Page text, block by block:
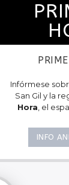
Infórmese
San Gil y la
Hora, el
INFO